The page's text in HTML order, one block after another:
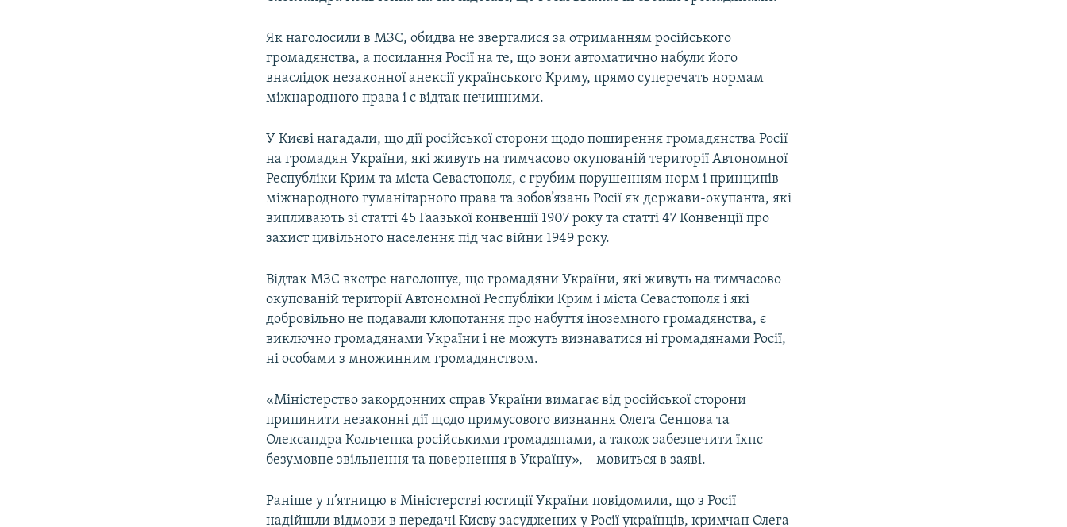
Як наголосили в МЗС, обидва не зверталися за отриманням російського
громадянства, а посилання Росії на те, що вони автоматично набули його
внаслідок незаконної анексії українського Криму, прямо суперечать нормам
міжнародного права і є відтак нечинними.
У Києві нагадали, що дії російської сторони щодо поширення громадянства Росії
на громадян України, які живуть на тимчасово окупованій території Автономної
Республіки Крим та міста Севастополя, є грубим порушенням норм і принципів
міжнародного гуманітарного права та зобов’язань Росії як держави-окупанта, які
випливають зі статті 45 Гаазької конвенції 1907 року та статті 47 Конвенції про
захист цивільного населення під час війни 1949 року.
Відтак МЗС вкотре наголошує, що громадяни України, які живуть на тимчасово
окупованій території Автономної Республіки Крим і міста Севастополя і які
добровільно не подавали клопотання про набуття іноземного громадянства, є
виключно громадянами України і не можуть визнаватися ні громадянами Росії,
ні особами з множинним громадянством.
«Міністерство закордонних справ України вимагає від російської сторони
припинити незаконні дії щодо примусового визнання Олега Сенцова та
Олександра Кольченка російськими громадянами, а також забезпечити їхнє
безумовне звільнення та повернення в Україну», – мовиться в заяві.
Раніше у п’ятницю в Міністерстві юстиції України повідомили, що з Росії
надійшли відмови в передачі Києву засуджених у Росії українців, кримчан Олега